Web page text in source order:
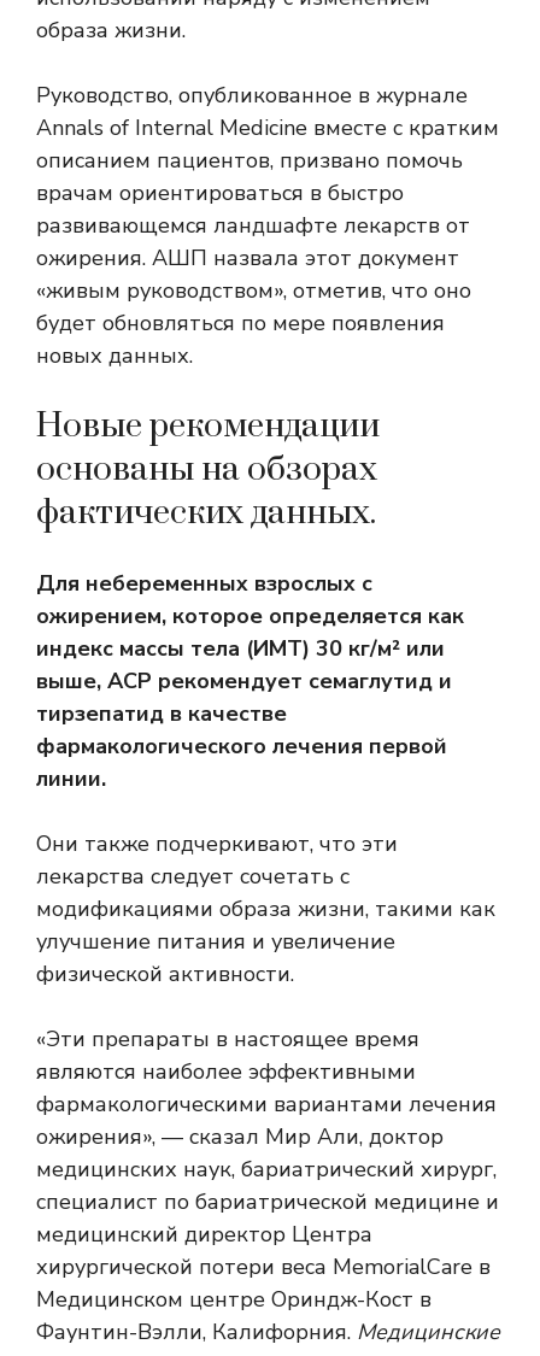
образа жизни.
Руководство, опубликованное в журнале
Annals of Internal Medicine вместе с кратким
описанием пациентов, призвано помочь
врачам ориентироваться в быстро
развивающемся ландшафте лекарств от
ожирения. АШП назвала этот документ
«живым руководством», отметив, что оно
будет обновляться по мере появления
новых данных.
Новые рекомендации
основаны на обзорах
фактических данных.
Для небеременных взрослых с
ожирением, которое определяется как
индекс массы тела (ИМТ) 30 кг/м² или
выше, ACP рекомендует семаглутид и
тирзепатид в качестве
фармакологического лечения первой
линии.
Они также подчеркивают, что эти
лекарства следует сочетать с
модификациями образа жизни, такими как
улучшение питания и увеличение
физической активности.
«Эти препараты в настоящее время
являются наиболее эффективными
фармакологическими вариантами лечения
ожирения», — сказал Мир Али, доктор
медицинских наук, бариатрический хирург,
специалист по бариатрической медицине и
медицинский директор Центра
хирургической потери веса MemorialCare в
Медицинском центре Ориндж-Кост в
Фаунтин-Вэлли, Калифорния. Медицинские